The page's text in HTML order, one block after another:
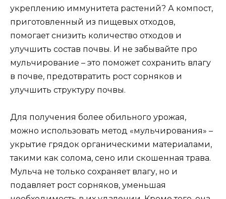
укреплению иммунитета растений? А компост,
приготовленный из пищевых отходов,
помогает снизить количество отходов и
улучшить состав почвы. И не забывайте про
мульчирование – это поможет сохранить влагу
в почве, предотвратить рост сорняков и
улучшить структуру почвы.
Для получения более обильного урожая,
можно использовать метод «мульчирования» –
укрытие грядок органическими материалами,
такими как солома, сено или скошенная трава.
Мульча не только сохраняет влагу, но и
подавляет рост сорняков, уменьшая